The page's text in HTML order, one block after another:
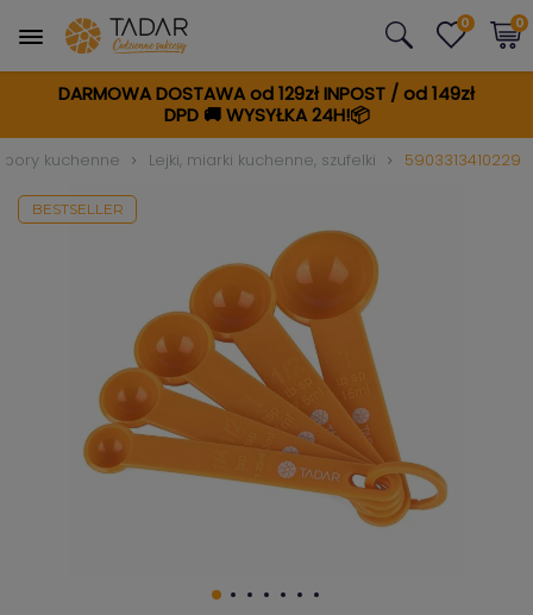
DARMOWA DOSTAWA od 129zł INPOST / od 149zł
DPD🚚WYSYŁKA 24H!📦
0 0
kuchenne Lejki, miarki kuchenne, szufelki 5903313410229
BESTSELLER